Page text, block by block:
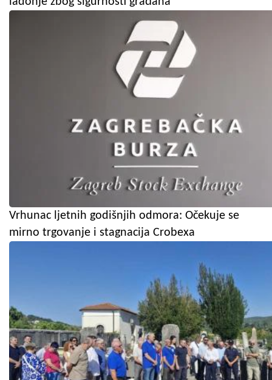
Vrhunac ljetnih godišnjih odmora: Očekuje se
mirno trgovanje i stagnacija Crobexa